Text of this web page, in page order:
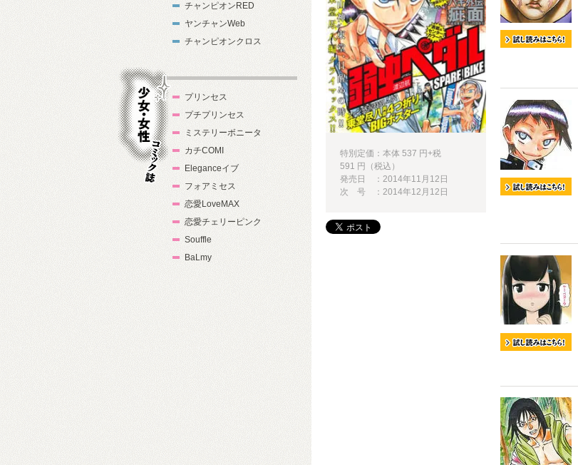
特別定価：本体 537 円+税
591 円（税込）
発売日 ：2014年11月12日
次 号 ：2014年12月12日
チャンピオンRED
ヤンチャンWeb
チャンピオンクロス
少女・女性コ
プリンセス
プチプリンセス
ミステリーボニータ
カチCOMI
Eleganceイブ
フォアミセス
恋愛LoveMAX
恋愛チェリーピンク
Souffle
BaLmy